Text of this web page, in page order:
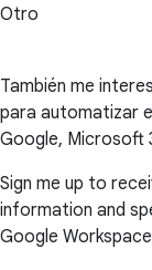
Otro
También me
para automatizar
Google, Microsoft
Sign me up to
information and
Google